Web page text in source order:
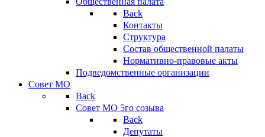
Back
Контакты
Структура
Состав общественной палаты
Нормативно-правовые акты
Подведомственные организации
Совет МО
Back
Совет МО 5го созыва
Back
Депутаты